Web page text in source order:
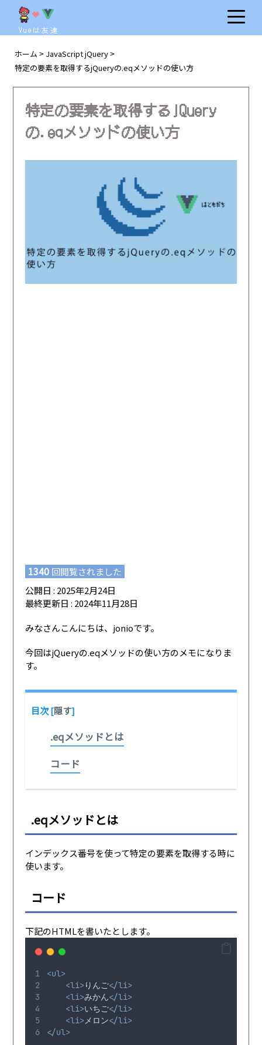
Vueは友達
ホーム > JavaScript jQuery >
特定の要素を取得するjQueryの.eqメソッドの使い方
特定の要素を取得するjQuery
の.eqメソッドの使い方
1340 回閲覧されました
公開日 : 2025年2月24日
最終更新日 : 2024年11月28日
みなさんこんにちは、jonioです。
今回はjQueryの.eqメソッドの使い方のメモになりま
す。
目次[隠す]
.eqメソッドとは
コード
.eqメソッドとは
インデックス番号を使って特定の要素を取得する時に
使います。
コード
下記のHTMLを書いたとします。
<ul>
<li>りんご</li>
<li>みかん</li>
<li>いちご</li>
<li>メロン</li>
</ul>